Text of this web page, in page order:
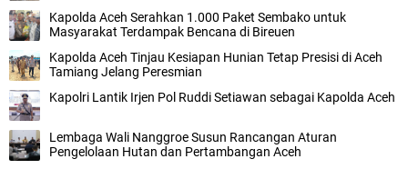
Kapolda Aceh Serahkan 1.000 Paket Sembako untuk
Masyarakat Terdampak Bencana di Bireuen
Kapolda Aceh Tinjau Kesiapan Hunian Tetap Presisi di Aceh
Tamiang Jelang Peresmian
Kapolri Lantik Irjen Pol Ruddi Setiawan sebagai Kapolda Aceh
Lembaga Wali Nanggroe Susun Rancangan Aturan
Pengelolaan Hutan dan Pertambangan Aceh